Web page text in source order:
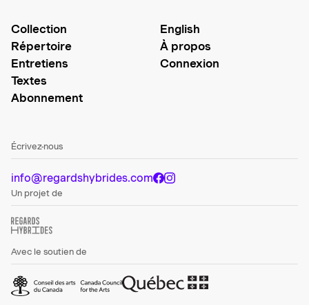
Collection
Répertoire
Entretiens
Textes
Abonnement
English
À propos
Connexion
Écrivez-nous
info@regardshybrides.com
Un projet de
Avec le soutien de